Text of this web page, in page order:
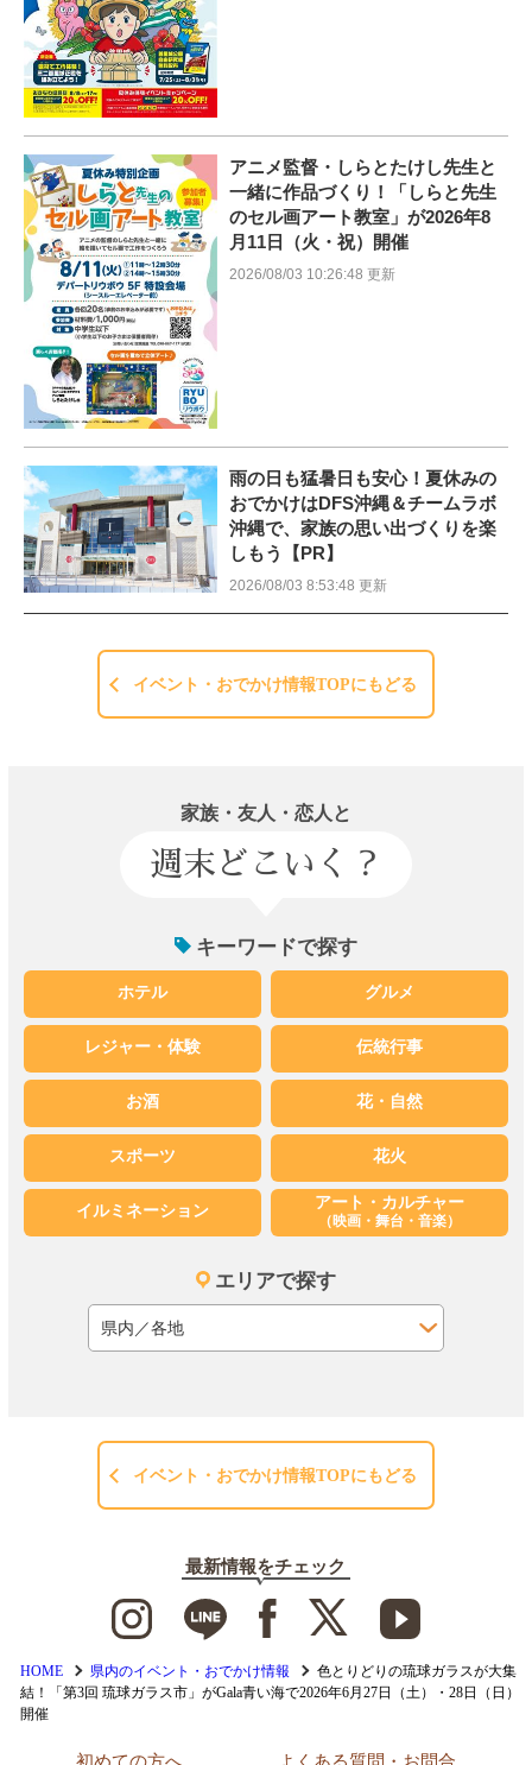
アニメ監督・しらとたけし先生と
一緒に作品づくり！「しらと先生
のセル画アート教室」が2026年8
月11日（火・祝）開催
2026/08/03 10:26:48 更新
雨の日も猛暑日も安心！夏休みの
おでかけはDFS沖縄＆チームラボ
沖縄で、家族の思い出づくりを楽
しもう【PR】
2026/08/03 8:53:48 更新
イベント・おでかけ情報TOPにもどる
家族・友人・恋人と
週末どこいく？
キーワードで探す
ホテル グルメ
レジャー・体験 伝統行事
お酒 花・自然
スポーツ 花火
イルミネーション アート・カルチャー
（映画・舞台・音楽）
エリアで探す
イベント・おでかけ情報TOPにもどる
最新情報をチェック
HOME 県内のイベント・おでかけ情報
色とりどりの琉球ガラスが大集
結！「第3回 琉球ガラス市」がGala青い海で2026年6月27日（土）・28日（日）
開催
初めての方へ よくある質問・お問合